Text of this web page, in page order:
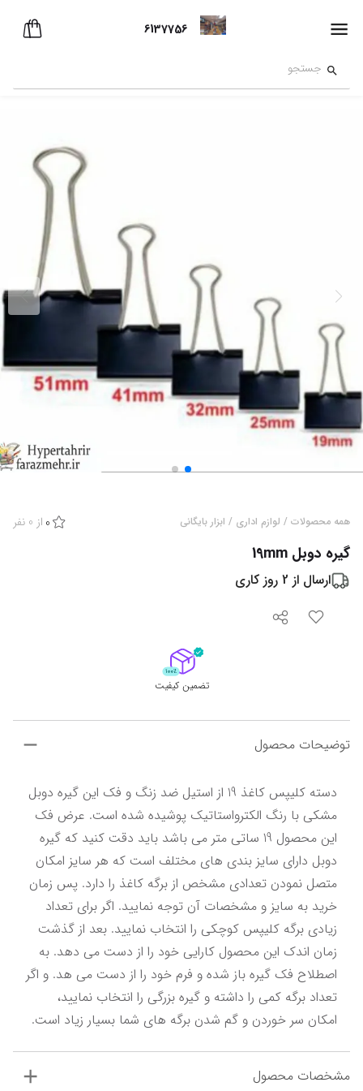
6137756
همه محصولات / لوازم اداری / ابزار بایگانی 0 از 0 نفر
گیره دوبل 19mm
ارسال از 2 روز کاری
تضمین کیفیت
توضیحات محصول
امکان سر خوردن و گم شدن برگه های شما بسیار زیاد است.
مشخصات محصول